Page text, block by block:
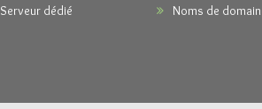
Serveur dédié
Noms de